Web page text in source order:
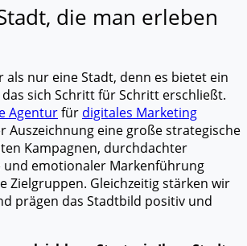
die man erleben
als nur eine Stadt, denn es bietet ein
sich Schritt für Schritt erschließt.
Agenturfür digitales Marketing
Auszeichnung eine große strategische
Kampagnen, durchdachter
und emotionaler Markenführung
Zielgruppen. Gleichzeitig stärken wir
prägen das Stadtbild positiv und